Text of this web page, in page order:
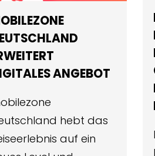
ANGEBOT
hebt das
auf ein